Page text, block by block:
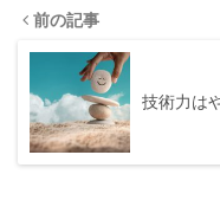
前の記事
技術力は